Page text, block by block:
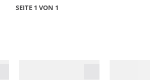
SEITE 1 VON 1